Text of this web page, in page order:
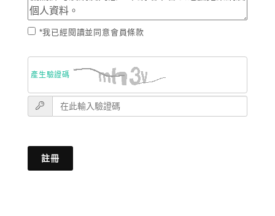
*我已經閱讀並同意會員條款
產生驗證碼
註冊